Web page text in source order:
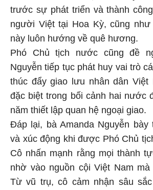
trước sự phát triển và thành
người Việt tại Hoa Kỳ, cũng như
này luôn hướng về quê hương.
Phó Chủ tịch nước cũng đề
Nguyễn tiếp tục phát huy vai trò
thúc đẩy giao lưu nhân dân Việt
đặc biệt trong bối cảnh hai nước
năm thiết lập quan hệ ngoại giao.
Đáp lại, bà Amanda Nguyễn
và xúc động khi được Phó Chủ
Cô nhấn mạnh rằng mọi thành
nhờ vào nguồn cội Việt Nam mà
Từ vũ trụ, cô cảm nhận sâu